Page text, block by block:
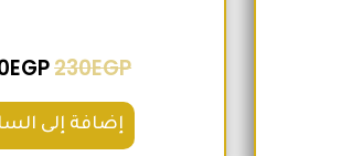
230EGP
EGP
إضافة إلى